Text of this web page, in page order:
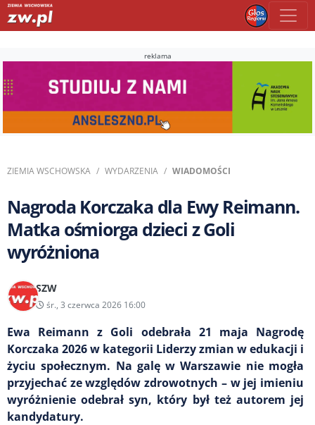
reklama
ZIEMIA WSCHOWSKA WYDARZENIA WIADOMOŚCI
Nagroda Korczaka dla Ewy Reimann.
Matka ośmiorga dzieci z Goli
wyróżniona
SZW
śr., 3 czerwca 2026 16:00
Ewa Reimann z Goli odebrała 21 maja Nagrodę
Korczaka 2026 w kategorii Liderzy zmian w edukacji i
życiu społecznym. Na galę w Warszawie nie mogła
przyjechać ze względów zdrowotnych – w jej imieniu
wyróżnienie odebrał syn, który był też autorem jej
kandydatury.